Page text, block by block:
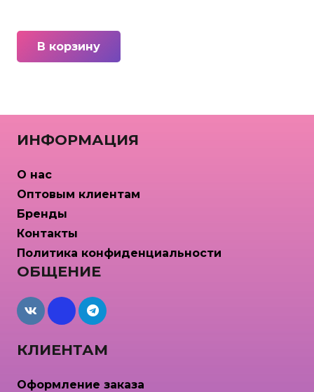
В корзину
КЛИЕНТАМ
Оформление заказа
ОБЩЕНИЕ
maxcdn
ИНФОРМАЦИЯ
О нас
Оптовым клиентам
Бренды
Контакты
Политика конфиденциальности